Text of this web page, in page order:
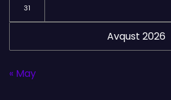
Avqust 2026
31
« May